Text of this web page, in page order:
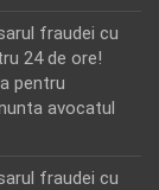
fraudei cu
24 de ore!
pentru
avocatul
fraudei cu